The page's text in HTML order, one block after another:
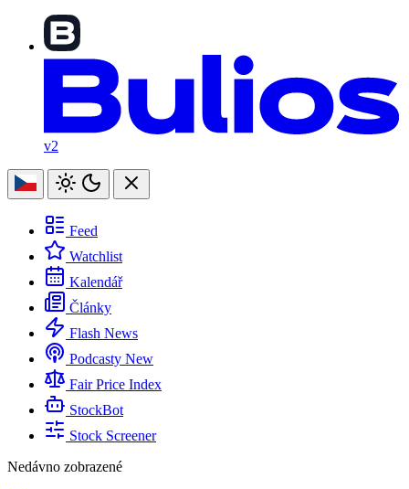
v2
Feed
Watchlist
Kalendář
Články
Flash News
Podcasty New
Fair Price Index
StockBot
Stock Screener
Nedávno zobrazené